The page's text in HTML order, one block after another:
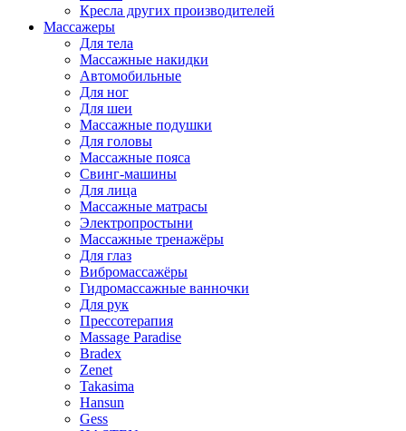
Кресла других производителей
Массажеры
Для тела
Массажные накидки
Автомобильные
Для ног
Для шеи
Массажные подушки
Для головы
Массажные пояса
Свинг-машины
Для лица
Массажные матрасы
Электропростыни
Массажные тренажёры
Для глаз
Вибромассажёры
Гидромассажные ванночки
Для рук
Прессотерапия
Massage Paradise
Bradex
Zenet
Takasima
Hansun
Gess